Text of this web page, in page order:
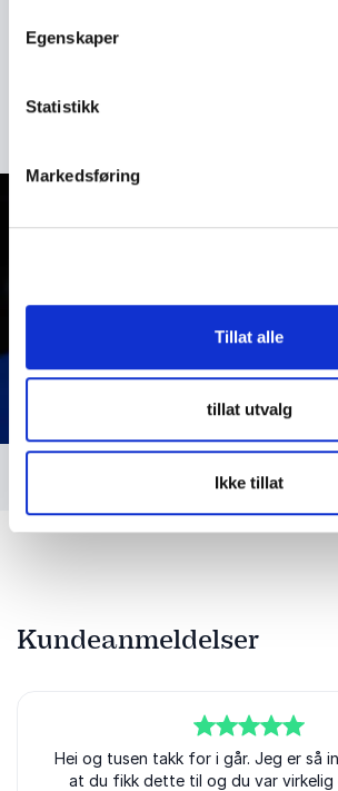
Egenskaper
Statistikk
Markedsføring
Tillat alle
tillat utvalg
Ikke tillat
prestasjonskultur
løfte hverandre, til å ta ansvar – og
til å gjøre.
Kundeanmeldelser
5av5
Hei og tusen takk for i går. Jeg er så
at du fikk dette til og du var virkelig